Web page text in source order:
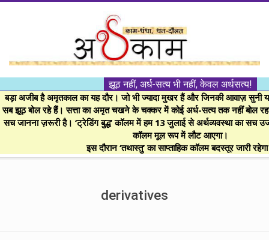
।।
अर्थकाम।।
BE
FINANCIALLY
CLEVER!
झूठ नहीं, अर्ध-सत्य भी नहीं, केवल अर्थसत्य!
बड़ा अजीब है अमृतकाल का यह दौर। जो भी ज्यादा मुखर हैं और जिनकी आवाज़ सुनी
सब झूठ बोल रहे हैं। सत्ता का अमृत चखने के चक्कर में कोई अर्ध-सत्य तक नहीं बोल
सच जानना ज़रूरी है। ‘ट्रेडिंग बुद्ध’ कॉलम में हम 13 जुलाई से अर्थव्यवस्था का सच
कॉलम मूल रूप में लौट आएगा।
इस दौरान ‘तथास्तु’ का साप्ताहिक कॉलम बदस्तूर जारी
derivatives